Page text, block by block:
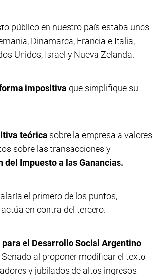
público en nuestro país estaba unos
Dinamarca, Francia e Italia,
Unidos, Israel y Nueva Zelanda.
impositiva que simplifique su
teórica sobre la empresa a valores
sobre las transacciones y
del Impuesto a las Ganancias.
el primero de los puntos,
en contra del tercero.
el Desarrollo Social Argentino
al proponer modificar el texto
y jubilados de altos ingresos